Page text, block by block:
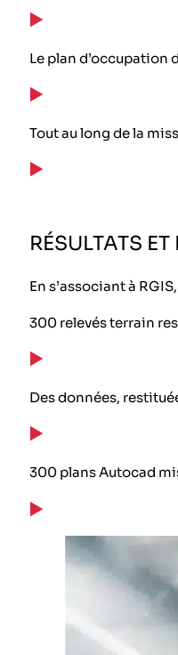
Le plan d’occupation
Tout au long de la
RÉSULTATS
En s’associant à
300 relevés terrain
Des données,
300 plans Autocad